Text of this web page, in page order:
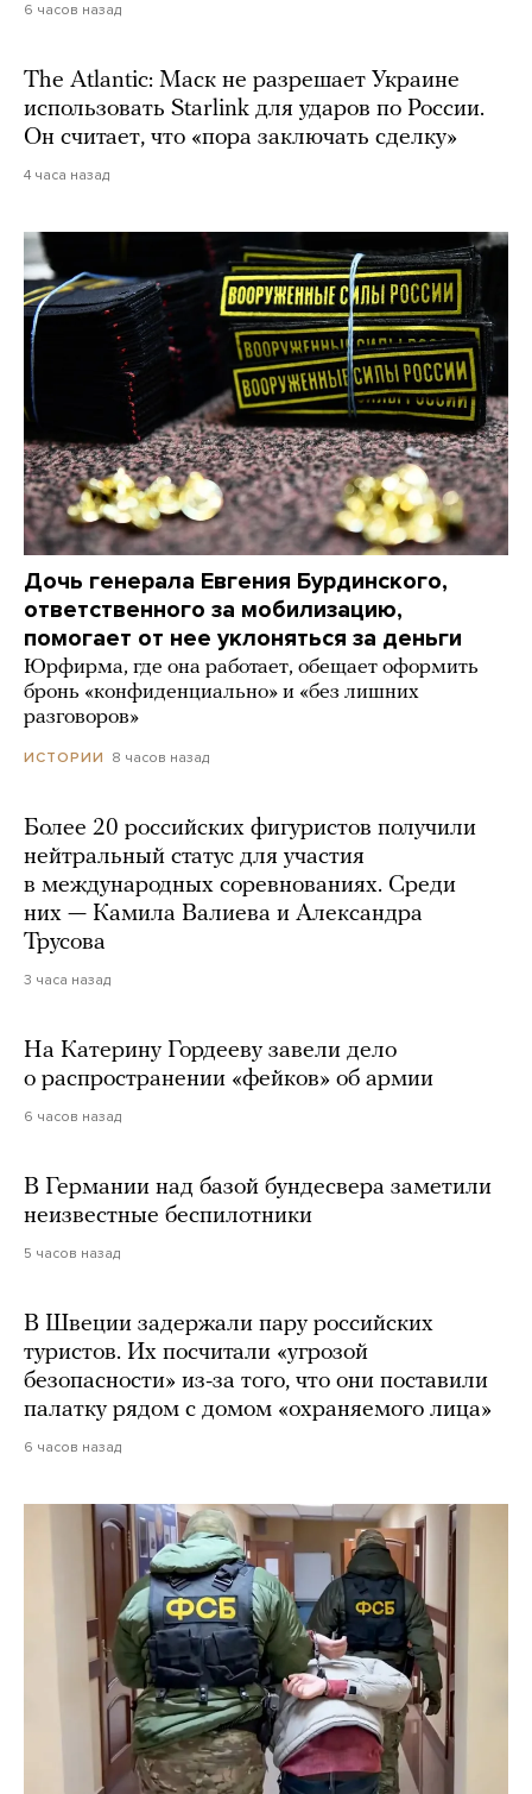
6 часов назад
The Atlantic: Маск не разрешает Украине
использовать Starlink для ударов по России.
Он считает, что «пора заключать сделку»
4 часа назад
Дочь генерала Евгения Бурдинского,
ответственного за мобилизацию,
помогает от нее уклоняться за деньги
Юрфирма, где она работает, обещает оформить
бронь «конфиденциально» и «без лишних
разговоров»
ИСТОРИИ 8 часов назад
Более 20 российских фигуристов получили
нейтральный статус для участия
в международных соревнованиях. Среди
них — Камила Валиева и Александра
Трусова
3 часа назад
На Катерину Гордееву завели дело
о распространении «фейков» об армии
6 часов назад
В Германии над базой бундесвера заметили
неизвестные беспилотники
5 часов назад
В Швеции задержали пару российских
туристов. Их посчитали «угрозой
безопасности» из-за того, что они поставили
палатку рядом с домом «охраняемого лица»
6 часов назад